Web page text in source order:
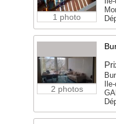
1 photo
2 photos